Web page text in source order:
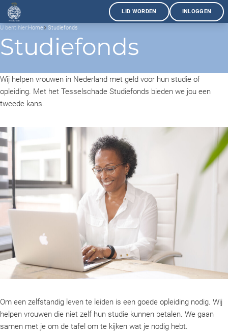
LID WORDEN INLOGGEN
U bent hier:Home Studiefonds
Studiefonds
Wij helpen vrouwen in Nederland met geld voor hun studie of
opleiding. Met het Tesselschade Studiefonds bieden we jou een
tweede kans.
Om een zelfstandig leven te leiden is een goede opleiding nodig. Wij
helpen vrouwen die niet zelf hun studie kunnen betalen. We gaan
samen met je om de tafel om te kijken wat je nodig hebt.